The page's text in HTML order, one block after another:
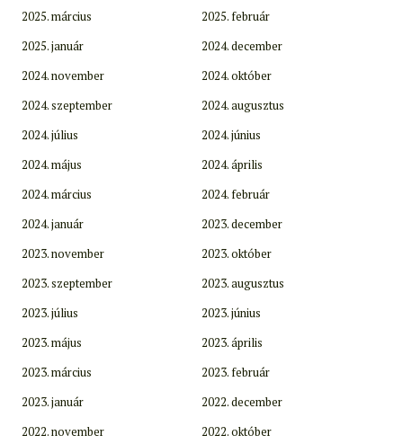
2025. március
2025. február
2025. január
2024. december
2024. november
2024. október
2024. szeptember
2024. augusztus
2024. július
2024. június
2024. május
2024. április
2024. március
2024. február
2024. január
2023. december
2023. november
2023. október
2023. szeptember
2023. augusztus
2023. július
2023. június
2023. május
2023. április
2023. március
2023. február
2023. január
2022. december
2022. november
2022. október